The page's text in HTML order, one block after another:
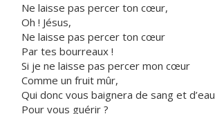
Ne laisse pas percer ton cœur,
Oh ! Jésus,
Ne laisse pas percer ton cœur
Par tes bourreaux !
Si je ne laisse pas percer mon cœur
Comme un fruit mûr,
Qui donc vous baignera de sang et d’eau
Pour vous guérir ?